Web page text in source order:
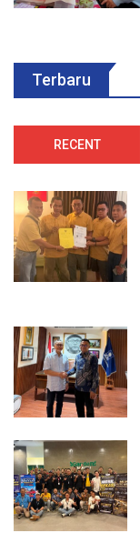
Terbaru
RECENT